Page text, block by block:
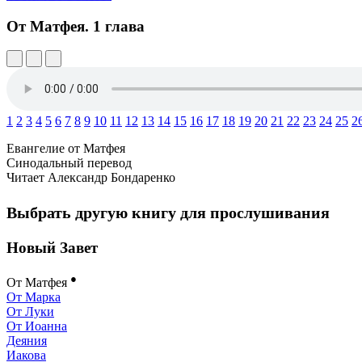
От Матфея. 1 глава
1 2 3 4 5 6 7 8 9 10 11 12 13 14 15 16 17 18 19 20 21 22 23 24 25
Евангелие от Матфея
Синодальный перевод
Читает Александр Бондаренко
Выбрать другую книгу для прослушивания
Новый Завет
От Матфея ●
От Марка
От Луки
От Иоанна
Деяния
Иакова